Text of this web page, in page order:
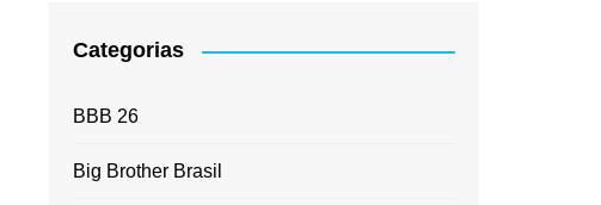
Categorias
BBB 26
Big Brother Brasil